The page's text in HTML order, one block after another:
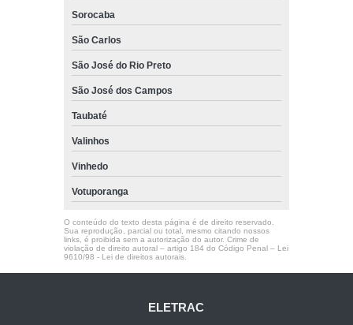
Sorocaba
São Carlos
São José do Rio Preto
São José dos Campos
Taubaté
Valinhos
Vinhedo
Votuporanga
O conteúdo do texto desta página é de direito reservado.
Sua reprodução, parcial ou total, mesmo citando nossos
links, é proibida sem a autorização do autor. Crime de
violação de direito autoral – artigo 184 do Código Penal – Lei
9610/98 - Lei de direitos autorais.
ELETRAC